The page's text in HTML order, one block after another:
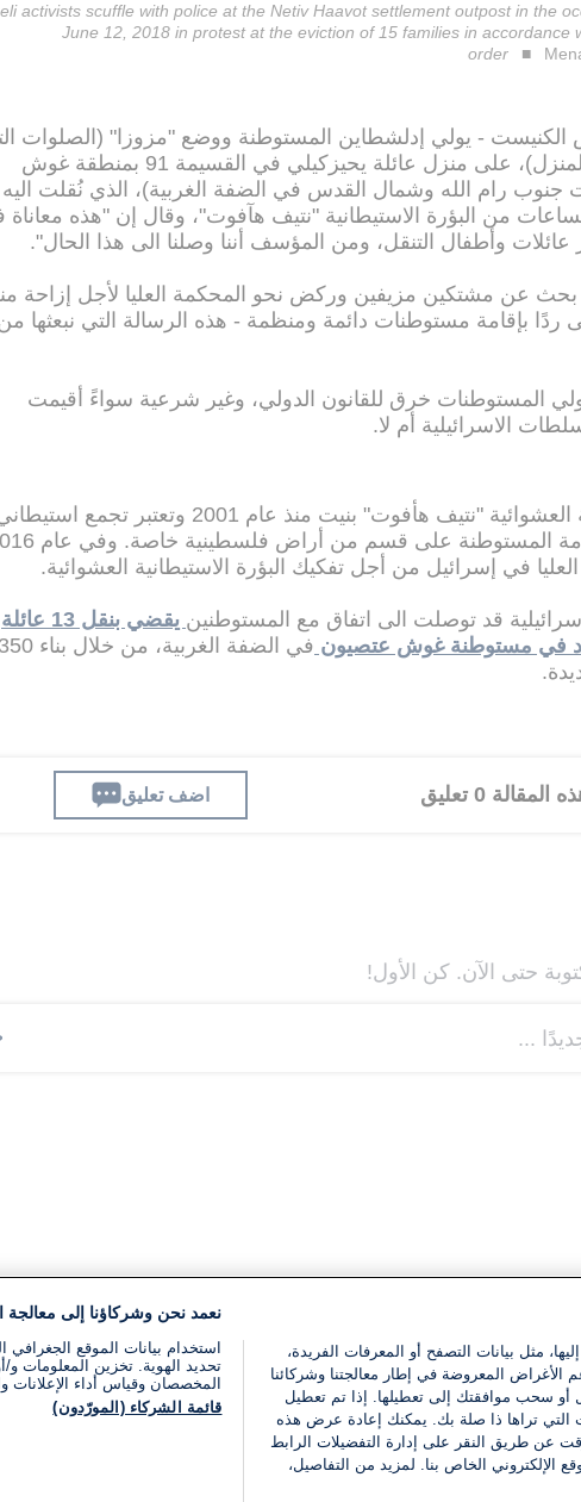
activists scuffle with police at the Netiv Haavot settlement outpost in the
June 12, 2018 in protest at the eviction of 15 families in accordance
order
الكنيست - يولي إدلشطاين المستوطنة ووضع "مزوزا" (الصلوات
تعلق على مدخل المنزل)، على منزل عائلة يحيزكيلي في القسيمة 91 بمنطقة غوش
رام الله وشمال القدس في الضفة الغربية)، الذي نُقلت اليه
بساعات من البؤرة الاستيطانية "نتيف هآفوت"، وقال إن "هذه
وأطفال التنقل، ومن المؤسف أننا وصلنا الى هذا الحال".
عن مشتكين مزيفين وركض نحو المحكمة العليا لأجل إزاحة
ردًا بإقامة مستوطنات دائمة ومنظمة - هذه الرسالة التي نبعثها
المستوطنات خرق للقانون الدولي، وغير شرعية سواءً أقيمت
الاسرائيلية أم لا.
والبؤرة الاستيطانية العشوائية "نتيف هأفوت" بنيت منذ عام 2001 وتعتبر تجمع
في إسرائيل من أجل تفكيك البؤرة الاستيطانية العشوائية.
قد توصلت الى اتفاق مع المستوطنين
يقضي بنقل 13 عائلة
في مستوطنة غوش عتصيون
في الضفة الغربية، من خلال بناء 350
0 تعليق اضف تعليق
حتى الآن. كن الأول!
...
مثل بيانات التصفح أو المعرفات الفريدة،
المعروضة في إطار معالجتنا وشركائنا
أو سحب موافقتك إلى تعطيلها. إذا تم تعطيل
التي تراها ذا صلة بك. يمكنك إعادة عرض هذه
عن طريق النقر على إدارة التفضيلات الرابط
الخاص بنا. لمزيد من التفاصيل،
نعمد نحن وشركاؤنا إلى معالجة
استخدام بيانات الموقع
تحديد الهوية. تخزين المعلومات و/
المخصصان وقياس أداء الإعلانات
قائمة الشركاء (المورّدون)